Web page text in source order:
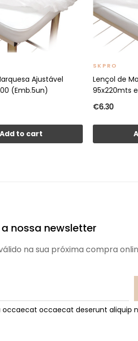
Ajustável
(Emb.5un)
Add to cart
SKPRO
Lençol de
95x220mts
€6.30
nossa newsletter
na sua próxima compra
occaecat deserunt aliquip